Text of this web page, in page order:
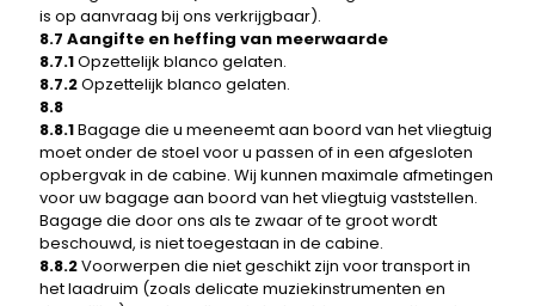
is op aanvraag bij ons verkrijgbaar).
8.7 Aangifte en heffing van meerwaarde
8.7.1Opzettelijk blanco gelaten.
8.7.2Opzettelijk blanco gelaten.
8.8
8.8.1Bagage die u meeneemt aan boord van het vliegtuig
moet onder de stoel voor u passen of in een afgesloten
opbergvak in de cabine. Wij kunnen maximale afmetingen
voor uw bagage aan boord van het vliegtuig vaststellen.
Bagage die door ons als te zwaar of te groot wordt
beschouwd, is niet toegestaan ​​in de cabine.
8.8.2Voorwerpen die niet geschikt zijn voor transport in
het laadruim (zoals delicate muziekinstrumenten en